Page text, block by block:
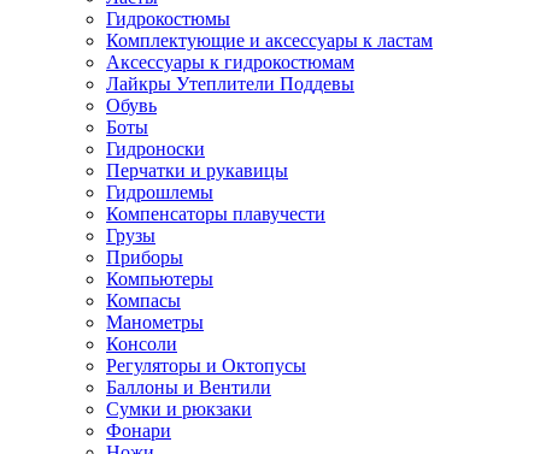
Гидрокостюмы
Комплектующие и аксессуары к ластам
Аксессуары к гидрокостюмам
Лайкры Утеплители Поддевы
Обувь
Боты
Гидроноски
Перчатки и рукавицы
Гидрошлемы
Компенсаторы плавучести
Грузы
Приборы
Компьютеры
Компасы
Манометры
Консоли
Регуляторы и Октопусы
Баллоны и Вентили
Сумки и рюкзаки
Фонари